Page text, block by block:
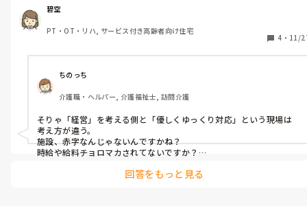
と無理な理由を話しても『あなた達の仕事は訪問しなければお金
にならないんだから。給料泥棒になるのよ』と言われます。
母体が一般企業様だとこんなにも扱いが悪いのでしょうか。
タイムカードの上にはハラスメントは許さないって描いてありま
すが、それを報告することができないような環境の場合、みなさ
んやはり退職を選択するのでしょうか？
まさか介護業界でこんなに事務的な職場があるとは思いませんで
碧空
PT・OT・リハ, サービス付き高齢者向け住宅
4 ・ 11/
ちのっち
介護職・ヘルパー, 介護福祉士, 訪問介護
そりゃ「経営」を考える側と「優しくゆっくり対応」という現場は
考え方が違う。
施設、赤字なんじゃないんですかね？
時給や給料チョロマカされてないですか？
「訪問の空き時間」という言葉で貴方様がどのような働き方かはわ
回答をもっと見る